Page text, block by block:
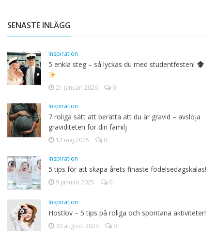
SENASTE INLÄGG
Inspiration
5 enkla steg – så lyckas du med studentfesten!
21 januari 2026 0
Inspiration
7 roliga sätt att berätta att du är gravid – avslöja
graviditeten för din familj
12 maj 2025 0
Inspiration
5 tips för att skapa årets finaste födelsedagskalas!
9 januari 2025 0
Inspiration
Höstlov – 5 tips på roliga och spontana aktiviteter!
30 augusti 2024 0